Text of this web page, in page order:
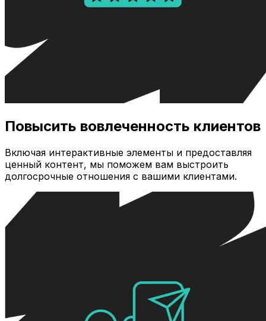
Повысить вовлеченность клиентов
Включая интерактивные элементы и предоставляя
ценный контент, мы поможем вам выстроить
долгосрочные отношения с вашими клиентами.